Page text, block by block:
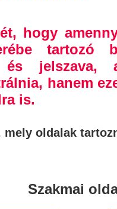
hogy
tartozó
és jelszava,
hanem
is.
oldalak
Szakmai